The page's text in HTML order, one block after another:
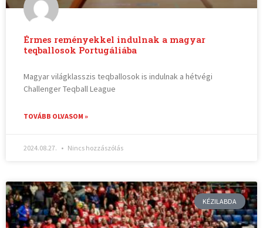
Érmes reményekkel indulnak a magyar
teqballosok Portugáliába
Magyar világklasszis teqballosok is indulnak a hétvégi
Challenger Teqball League
TOVÁBB OLVASOM »
2024.08.27. Nincs hozzászólás
KÉZILABDA